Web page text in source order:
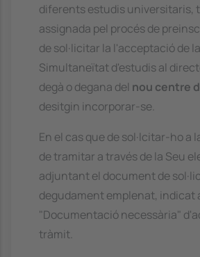
diferents estudis universitaris,
assignada pel procés de
de sol·licitar la l'acceptació de la
Simultaneïtat d'estudis al
degà o degana del nou centre
desitgin incorporar-se.
En el cas que de sol·lcitar-ho a
de tramitar a través de la Seu
adjuntant el document de
degudament emplenat, indicat
"Documentació necessària"
tràmit.